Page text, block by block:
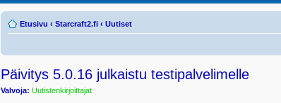
Etusivu ‹ Starcraft2.fi ‹ Uutiset
Päivitys 5.0.16 julkaistu testipalvelimelle
Valvoja: Uutistenkirjoittajat